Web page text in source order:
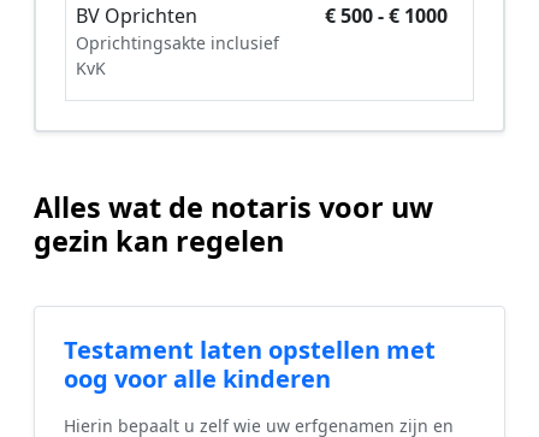
BV Oprichten
Oprichtingsakte inclusief
KvK
€ 500 - € 1000
Alles wat de notaris voor uw
gezin kan regelen
Testament laten opstellen met
oog voor alle kinderen
Hierin bepaalt u zelf wie uw erfgenamen zijn en